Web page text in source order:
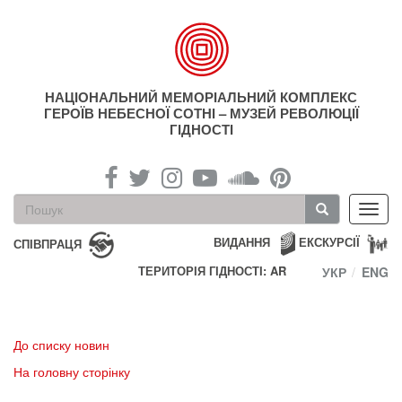
НАЦІОНАЛЬНИЙ МЕМОРІАЛЬНИЙ КОМПЛЕКС
ГЕРОЇВ НЕБЕСНОЇ СОТНІ – МУЗЕЙ РЕВОЛЮЦІЇ
ГІДНОСТІ
Пошукова
форма
Пошук
СПІВПРАЦЯ ЕКСКУРСІЇ
ВИДАННЯ
ТЕРИТОРІЯ ГІДНОСТІ: AR
УКР ENG
До списку новин
На головну сторінку